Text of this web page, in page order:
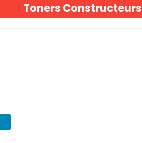
Toners Constructeurs